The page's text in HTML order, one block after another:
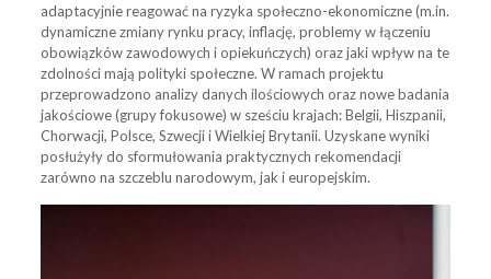
adaptacyjnie reagować na ryzyka społeczno-ekonomiczne (m.in.
dynamiczne zmiany rynku pracy, inflację, problemy w łączeniu
obowiązków zawodowych i opiekuńczych) oraz jaki wpływ na te
zdolności mają polityki społeczne. W ramach projektu
przeprowadzono analizy danych ilościowych oraz nowe badania
jakościowe (grupy fokusowe) w sześciu krajach: Belgii, Hiszpanii,
Chorwacji, Polsce, Szwecji i Wielkiej Brytanii. Uzyskane wyniki
posłużyły do sformułowania praktycznych rekomendacji
zarówno na szczeblu narodowym, jak i europejskim.